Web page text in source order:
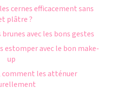
cernes efficacement sans
plâtre ?
avec les bons gestes
estomper avec le bon make-
up
comment les atténuer